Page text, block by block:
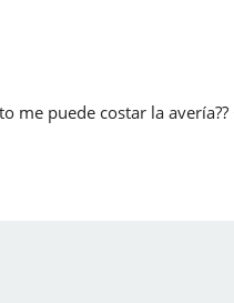
me puede costar la avería??